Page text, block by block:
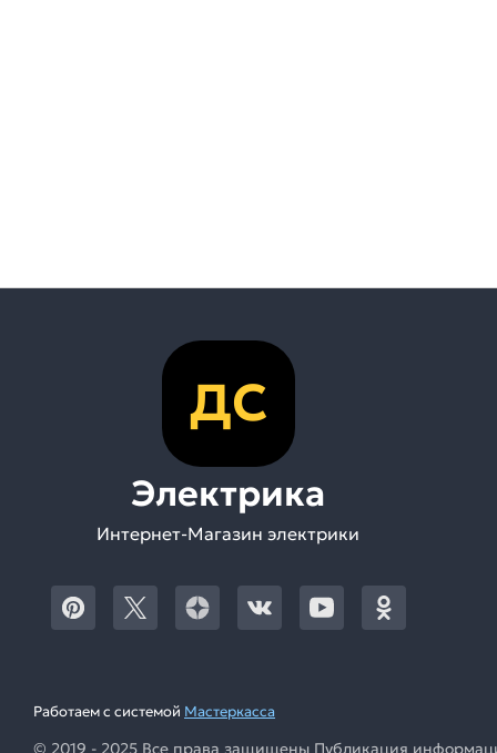
ДС
Электрика
Интернет-Магазин электрики
Работаем с системой Мастеркасса
© 2019 - 2025 Все права защищены Публикация